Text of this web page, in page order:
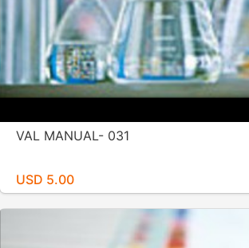
VAL MANUAL- 031
USD 5.00